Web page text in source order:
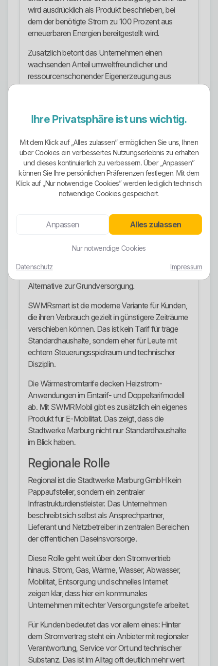
wird ausdrücklich als Produkt beschrieben, bei
dem der benötigte Strom zu 100 Prozent aus
erneuerbaren Energien bereitgestellt wird.
Zusätzlich betont das Unternehmen einen
wachsenden Anteil umweltfreundlicher und
ressourcenschonender Eigenerzeugung aus
Im sichtbaren Stromangebot spielen vor allem
StromPlus als Grundversorgung, SWMRStrom als
günstiger Wahltarif, SWMRsmart als dynamischer
Tarif, SWMRWärmestromET und
SWMRWärmestromDT für Heizstrom sowie
SWMRStrom ist nach der eigenen
Haushalts- und Gewerbekunden bis zu einem
Jahresverbrauch von 100.000 kWh. Das macht
Alternative zur Grundversorgung.
SWMRsmart ist die moderne Variante für Kunden,
die ihren Verbrauch gezielt in günstigere Zeiträume
verschieben können. Das ist kein Tarif für träge
Standardhaushalte, sondern eher für Leute mit
echtem Steuerungsspielraum und technischer
Disziplin.
Die Wärmestromtarife decken Heizstrom-
Anwendungen im Eintarif- und Doppeltarifmodell
ab. Mit SWMRMobil gibt es zusätzlich ein eigenes
Produkt für E-Mobilität. Das zeigt, dass die
Stadtwerke Marburg nicht nur Standardhaushalte
im Blick haben.
Regionale Rolle
Regional ist die Stadtwerke Marburg GmbH kein
Pappaufsteller, sondern ein zentraler
Infrastrukturdienstleister. Das Unternehmen
beschreibt sich selbst als Ansprechpartner,
Lieferant und Netzbetreiber in zentralen Bereichen
der öffentlichen Daseinsvorsorge.
Diese Rolle geht weit über den Stromvertrieb
hinaus. Strom, Gas, Wärme, Wasser, Abwasser,
Mobilität, Entsorgung und schnelles Internet
zeigen klar, dass hier ein kommunales
Unternehmen mit echter Versorgungstiefe arbeitet.
Für Kunden bedeutet das vor allem eines: Hinter
dem Stromvertrag steht ein Anbieter mit regionaler
Verantwortung, Service vor Ort und technischer
Substanz. Das ist im Alltag oft deutlich mehr wert
Ihre Privatsphäre ist uns wichtig.
Mit dem Klick auf „Alles zulassen” ermöglichen Sie uns, Ihnen
über Cookies ein verbessertes Nutzungserlebnis zu erhalten
und dieses kontinuierlich zu verbessern. Über „Anpassen”
können Sie Ihre persönlichen Präferenzen festlegen. Mit dem
Klick auf „Nur notwendige Cookies” werden lediglich technisch
notwendige Cookies gespeichert.
Anpassen Alles zulassen
Nur notwendige Cookies
Datenschutz Impressum